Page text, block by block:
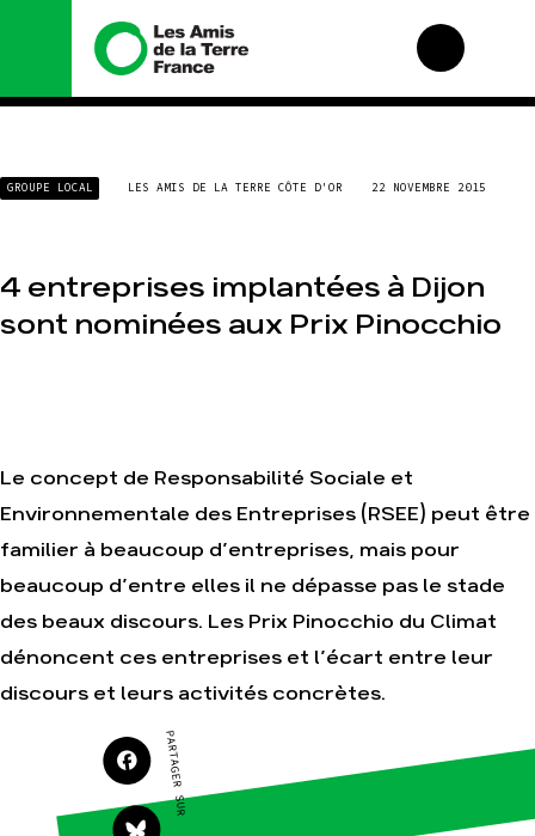
Nous connaître
Histoire
Missions et méthodes
Valeurs
Je soutiens les Amis
grand enfumage
Mode : une tendance
destructrice
Agir
Faire un don
S'engager sur le
Soutenir les
campagnes
Transmettre tout ou
partie de son
patrimoine
Nos thématiques
Climat – Énergie
Surproduction
Agriculture
Multinationales
GROUPE LOCAL LES AMIS DE LA TERRE CÔTE D'OR 22 NOVEMBRE 2015
4 entreprises implantées à Dijon
sont nominées aux Prix Pinocchio
Le concept de Responsabilité Sociale et
Environnementale des Entreprises (RSEE) peut être
familier à beaucoup d’entreprises, mais pour
beaucoup d’entre elles il ne dépasse pas le stade
des beaux discours. Les Prix Pinocchio du Climat
dénoncent ces entreprises et l’écart entre leur
discours et leurs activités concrètes.
PARTAGER SUR